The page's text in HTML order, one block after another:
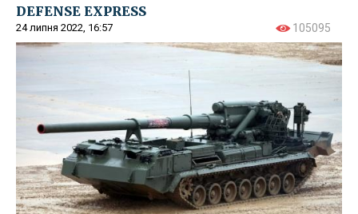
DEFENSE EXPRESS
24 липня 2022, 16:57 105095